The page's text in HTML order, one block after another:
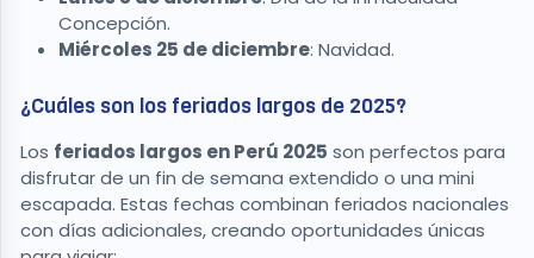
Concepción.
Miércoles 25 de diciembre: Navidad.
¿Cuáles son los feriados largos de 2025?
Los feriados largos en Perú 2025 son perfectos para
disfrutar de un fin de semana extendido o una mini
escapada. Estas fechas combinan feriados nacionales
con días adicionales, creando oportunidades únicas